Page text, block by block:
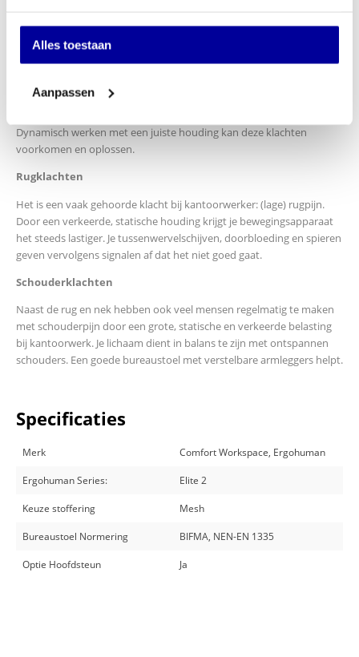
Alles toestaan
Aanpassen
rug- en schouderklachten.
Nekklachten
graden of meer kan de druk oplopen naar maar liefst 30 kilo. Deze
Dynamisch werken met een juiste houding kan deze klachten
voorkomen en oplossen.
Rugklachten
Het is een vaak gehoorde klacht bij kantoorwerker: (lage) rugpijn.
Door een verkeerde, statische houding krijgt je bewegingsapparaat
het steeds lastiger. Je tussenwervelschijven, doorbloeding en spieren
geven vervolgens signalen af dat het niet goed gaat.
Schouderklachten
Naast de rug en nek hebben ook veel mensen regelmatig te maken
met schouderpijn door een grote, statische en verkeerde belasting
bij kantoorwerk. Je lichaam dient in balans te zijn met ontspannen
schouders. Een goede bureaustoel met verstelbare armleggers helpt.
Specificaties
Merk Comfort Workspace, Ergohuman
Ergohuman Series: Elite 2
Keuze stoffering Mesh
Bureaustoel Normering BIFMA, NEN-EN 1335
Optie Hoofdsteun Ja